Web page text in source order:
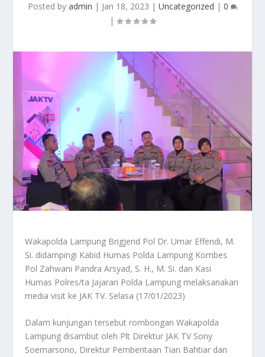
Posted by admin | Jan 18, 2023 | Uncategorized | 0
|
Wakapolda Lampung Brigjend Pol Dr. Umar Effendi, M.
Si. didampingi Kabid Humas Polda Lampung Kombes
Pol Zahwani Pandra Arsyad, S. H., M. Si. dan Kasi
Humas Polres/ta Jajaran Polda Lampung melaksanakan
media visit ke JAK TV. Selasa (17/01/2023)
Dalam kunjungan tersebut rombongan Wakapolda
Lampung disambut oleh Plt Direktur JAK TV Sony
Soemarsono, Direktur Pemberitaan Tian Bahtiar dan